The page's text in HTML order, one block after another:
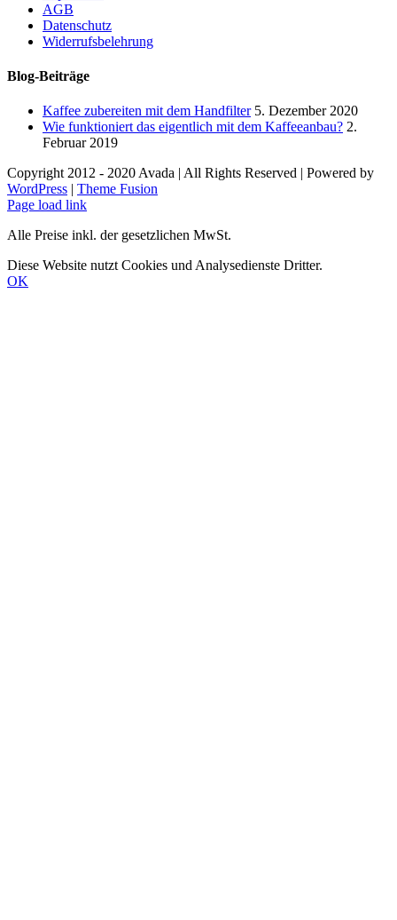
AGB
Datenschutz
Widerrufsbelehrung
Blog-Beiträge
Kaffee zubereiten mit dem Handfilter 5. Dezember 2020
Wie funktioniert das eigentlich mit dem Kaffeeanbau? 2.
Februar 2019
Copyright 2012 - 2020 Avada | All Rights Reserved | Powered by
WordPress | Theme Fusion
Facebook
Instagram
E-
Page load link
Alle Preise inkl. der gesetzlichen MwSt.
Diese Website nutzt Cookies und Analysedienste Dritter.
OK